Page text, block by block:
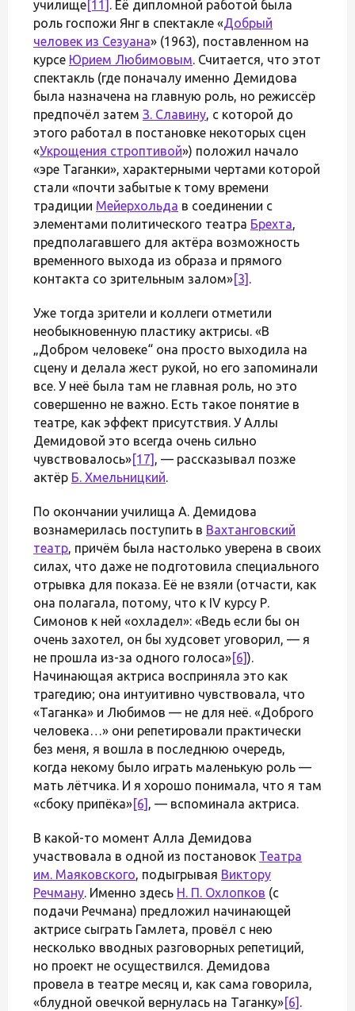
училище[11] . Её дипломной работой была
роль госпожи Янг в спектакле «Добрый
человек из Сезуана» (1963), поставленном на
курсе Юрием Любимовым. Считается, что этот
спектакль (где поначалу именно Демидова
была назначена на главную роль, но режиссёр
предпочёл затем З. Славину, с которой до
этого работал в постановке некоторых сцен
«Укрощения строптивой») положил начало
«эре Таганки», характерными чертами которой
стали «почти забытые к тому времени
традиции Мейерхольда в соединении с
элементами политического театра Брехта,
предполагавшего для актёра возможность
временного выхода из образа и прямого
контакта со зрительным залом»[3] .
Уже тогда зрители и коллеги отметили
необыкновенную пластику актрисы. «В
„Добром человеке“ она просто выходила на
сцену и делала жест рукой, но его запоминали
все. У неё была там не главная роль, но это
совершенно не важно. Есть такое понятие в
театре, как эффект присутствия. У Аллы
Демидовой это всегда очень сильно
чувствовалось»[17] , — рассказывал позже
актёр Б. Хмельницкий.
По окончании училища А. Демидова
вознамерилась поступить в Вахтанговский
театр, причём была настолько уверена в своих
силах, что даже не подготовила специального
отрывка для показа. Её не взяли (отчасти, как
она полагала, потому, что к IV курсу Р.
Симонов к ней «охладел»: «Ведь если бы он
очень захотел, он бы худсовет уговорил, — я
не прошла из-за одного голоса»[6]).
Начинающая актриса восприняла это как
трагедию; она интуитивно чувствовала, что
«Таганка» и Любимов — не для неё. «Доброго
человека…» они репетировали практически
без меня, я вошла в последнюю очередь,
когда некому было играть маленькую роль —
мать лётчика. И я хорошо понимала, что я там
«сбоку припёка»[6] , — вспоминала актриса.
В какой-то момент Алла Демидова
участвовала в одной из постановок Театра
им. Маяковского, подыгрывая Виктору
Речману. Именно здесь Н. П. Охлопков (с
подачи Речмана) предложил начинающей
актрисе сыграть Гамлета, провёл с нею
несколько вводных разговорных репетиций,
но проект не осуществился. Демидова
провела в театре месяц и, как сама говорила,
«блудной овечкой вернулась на Таганку»[6] .